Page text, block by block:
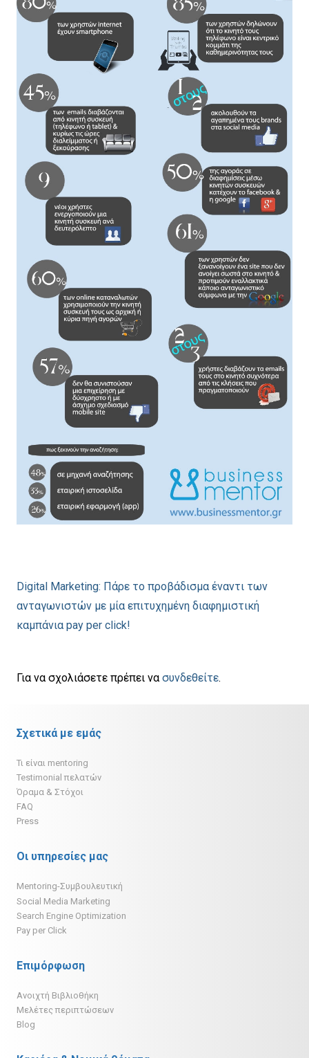
Digital Marketing: Πάρε το προβάδισμα έναντι των
ανταγωνιστών με μία επιτυχημένη διαφημιστική
καμπάνια pay per click!
Για να σχολιάσετε πρέπει να συνδεθείτε.
Σχετικά με εμάς
Τι είναι mentoring
Testimonial πελατών
Όραμα & Στόχοι
FAQ
Press
Οι υπηρεσίες μας
Mentoring-Συμβουλευτική
Social Media Marketing
Search Engine Optimization
Pay per Click
Επιμόρφωση
Ανοιχτή Βιβλιοθήκη
Μελέτες περιπτώσεων
Blog